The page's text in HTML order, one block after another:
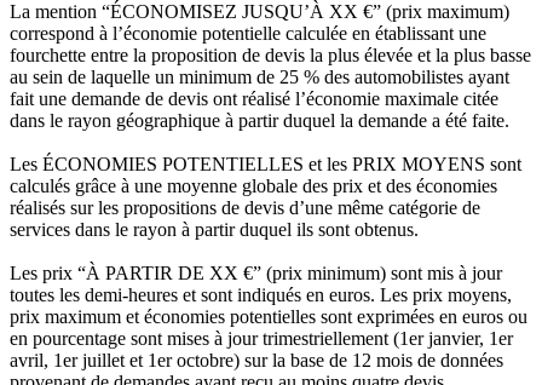
La mention “ÉCONOMISEZ JUSQU’À XX €” (prix maximum)
correspond à l’économie potentielle calculée en établissant une
fourchette entre la proposition de devis la plus élevée et la plus basse
au sein de laquelle un minimum de 25 % des automobilistes ayant
fait une demande de devis ont réalisé l’économie maximale citée
dans le rayon géographique à partir duquel la demande a été faite.
Les ÉCONOMIES POTENTIELLES et les PRIX MOYENS sont
calculés grâce à une moyenne globale des prix et des économies
réalisés sur les propositions de devis d’une même catégorie de
services dans le rayon à partir duquel ils sont obtenus.
Les prix “À PARTIR DE XX €” (prix minimum) sont mis à jour
toutes les demi-heures et sont indiqués en euros. Les prix moyens,
prix maximum et économies potentielles sont exprimées en euros ou
en pourcentage sont mises à jour trimestriellement (1er janvier, 1er
avril, 1er juillet et 1er octobre) sur la base de 12 mois de données